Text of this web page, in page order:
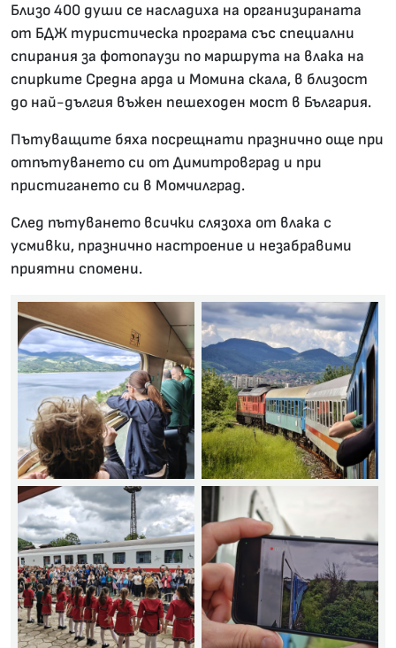
Близо 400 души се насладиха на организираната
от БДЖ туристическа програма със специални
спирания за фотопаузи по маршрута на влака на
спирките Средна арда и Момина скала, в близост
до най-дългия въжен пешеходен мост в България.
Пътуващите бяха посрещнати празнично още при
отпътуването си от Димитровград и при
пристигането си в Момчилград.
След пътуването всички слязоха от влака с
усмивки, празнично настроение и незабравими
приятни спомени.